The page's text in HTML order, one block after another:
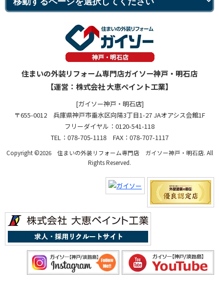
住まいの外装リフォーム専門店ガイソー神戸・明石店
【運営：株式会社 大恵ペイント工業】
[ガイソー神戸・明石店]
〒655-0012 兵庫県神戸市垂水区向陽3丁目1-27 JAオアシス会館1F
フリーダイヤル：0120-541-118
TEL：078-705-1118 FAX：078-707-1117
Copyright ©2026 住まいの外装リフォーム専門店 ガイソー神戸・明石店. All
Rights Reserved.